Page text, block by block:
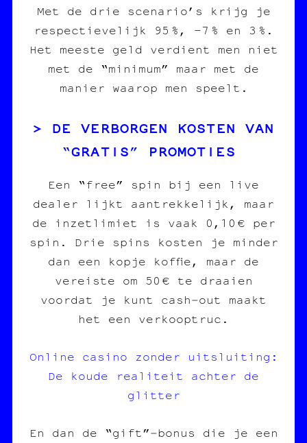
Met de drie scenario’s krijg je
respectievelijk 95 %, -7 % en 3 %.
Het meeste geld verdient men niet
met de “minimum” maar met de
manier waarop men speelt.
DE VERBORGEN KOSTEN VAN
“GRATIS” PROMOTIES
Een “free” spin bij een live
dealer lijkt aantrekkelijk, maar
de inzetlimiet is vaak 0,10 € per
spin. Drie spins kosten je minder
dan een kopje koffie, maar de
vereiste om 50 € te draaien
voordat je kunt cash‑out maakt
het een verkooptruc.
Online casino zonder uitsluiting:
De koude realiteit achter de
glitter
En dan de “gift”‑bonus die je een